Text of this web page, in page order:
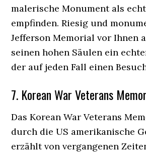
malerische Monument als
empfinden. Riesig und
Jefferson Memorial vor Ihnen
seinen hohen Säulen ein
der auf jeden Fall einen
7. Korean War Veterans
Das Korean War Veterans
durch die US amerikanische
erzählt von vergangenen